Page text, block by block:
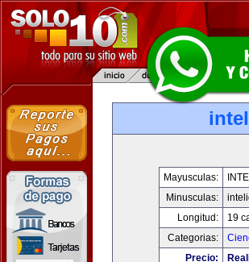
Mayusculas:
Minusculas:
Longitud:
19
Categorias:
Precio: